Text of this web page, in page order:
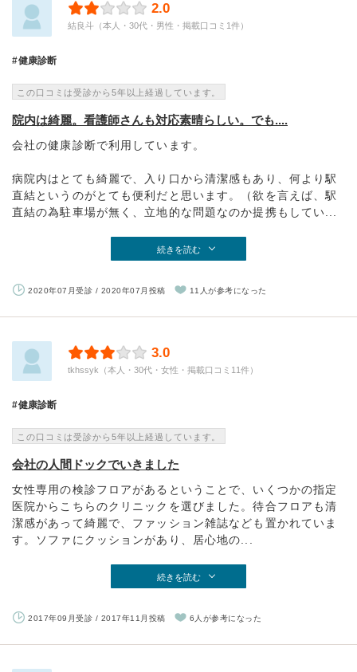
2.0
結良斗（本人・30代・男性・掲載口コミ1件）
健康診断
この口コミは受診から5年以上経過しています。
院内は綺麗。看護師さんも対応素晴らしい。でも....
会社の健康診断で利用しています。
病院内はとても綺麗で、入り口から清潔感もあり、何より駅
直結というのがとても便利だと思います。（欲を言えば、駅
直結の為駐車場が無く、立地的な問題なのか提携もしてい...
続きを読む
2020年07月受診 / 2020年07月投稿 11人が参考になった
3.0
tkhssyk（本人・30代・女性・掲載口コミ11件）
健康診断
この口コミは受診から5年以上経過しています。
会社の人間ドックでいきました
女性専用の検診フロアがあるということで、いくつかの指定
医院からこちらのクリニックを選びました。待合フロアも清
潔感があって綺麗で、ファッション雑誌なども置かれていま
す。ソファにクッションがあり、居心地の...
続きを読む
2017年09月受診 / 2017年11月投稿 6人が参考になった